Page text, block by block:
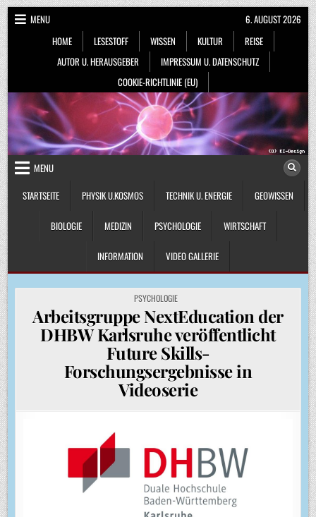
Skip
to
content
MENU
HOME
LESESTOFF WISSEN KULTUR
REISE
AUTOR U. HERAUSGEBER
IMPRESSUM U. DATENSCHUTZ
COOKIE-RICHTLINIE (EU)
6. AUGUST 2026
MENU
STARTSEITE
PHYSIK U.KOSMOS TECHNIK U. ENERGIE GEOWISSEN
BIOLOGIE MEDIZIN PSYCHOLOGIE WIRTSCHAFT
INFORMATION VIDEO GALLERIE
POSTED
IN
PSYCHOLOGIE
Arbeitsgruppe NextEducation der
DHBW Karlsruhe veröffentlicht
Future Skills-
Forschungsergebnisse in
Videoserie